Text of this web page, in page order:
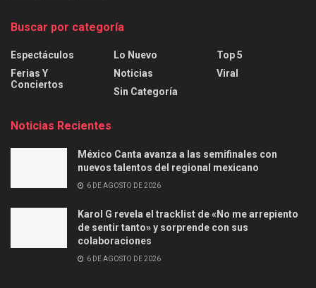
Buscar por categoría
Espectáculos
Ferias Y
Conciertos
Lo Nuevo
Noticias
Sin Categoría
Top 5
Viral
Noticias Recientes
México Canta avanza a las semifinales con
nuevos talentos del regional mexicano
6 DE AGOSTO DE 2026
Karol G revela el tracklist de «No me arrepiento
de sentir tanto» y sorprende con sus
colaboraciones
6 DE AGOSTO DE 2026